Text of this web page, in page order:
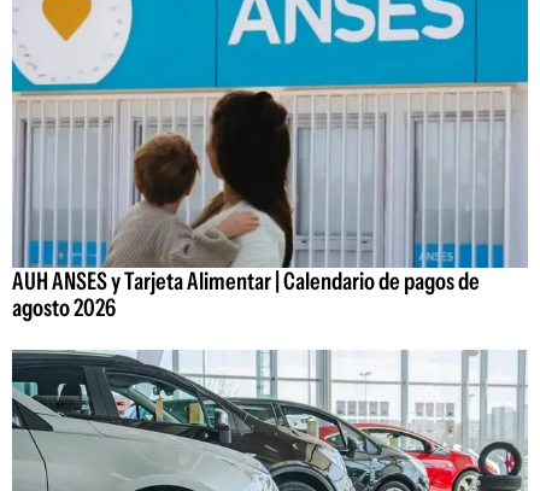
AUH ANSES y Tarjeta Alimentar | Calendario de pagos de
agosto 2026